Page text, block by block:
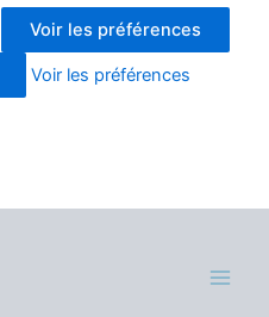
Voir les préférences
Voir les préférences